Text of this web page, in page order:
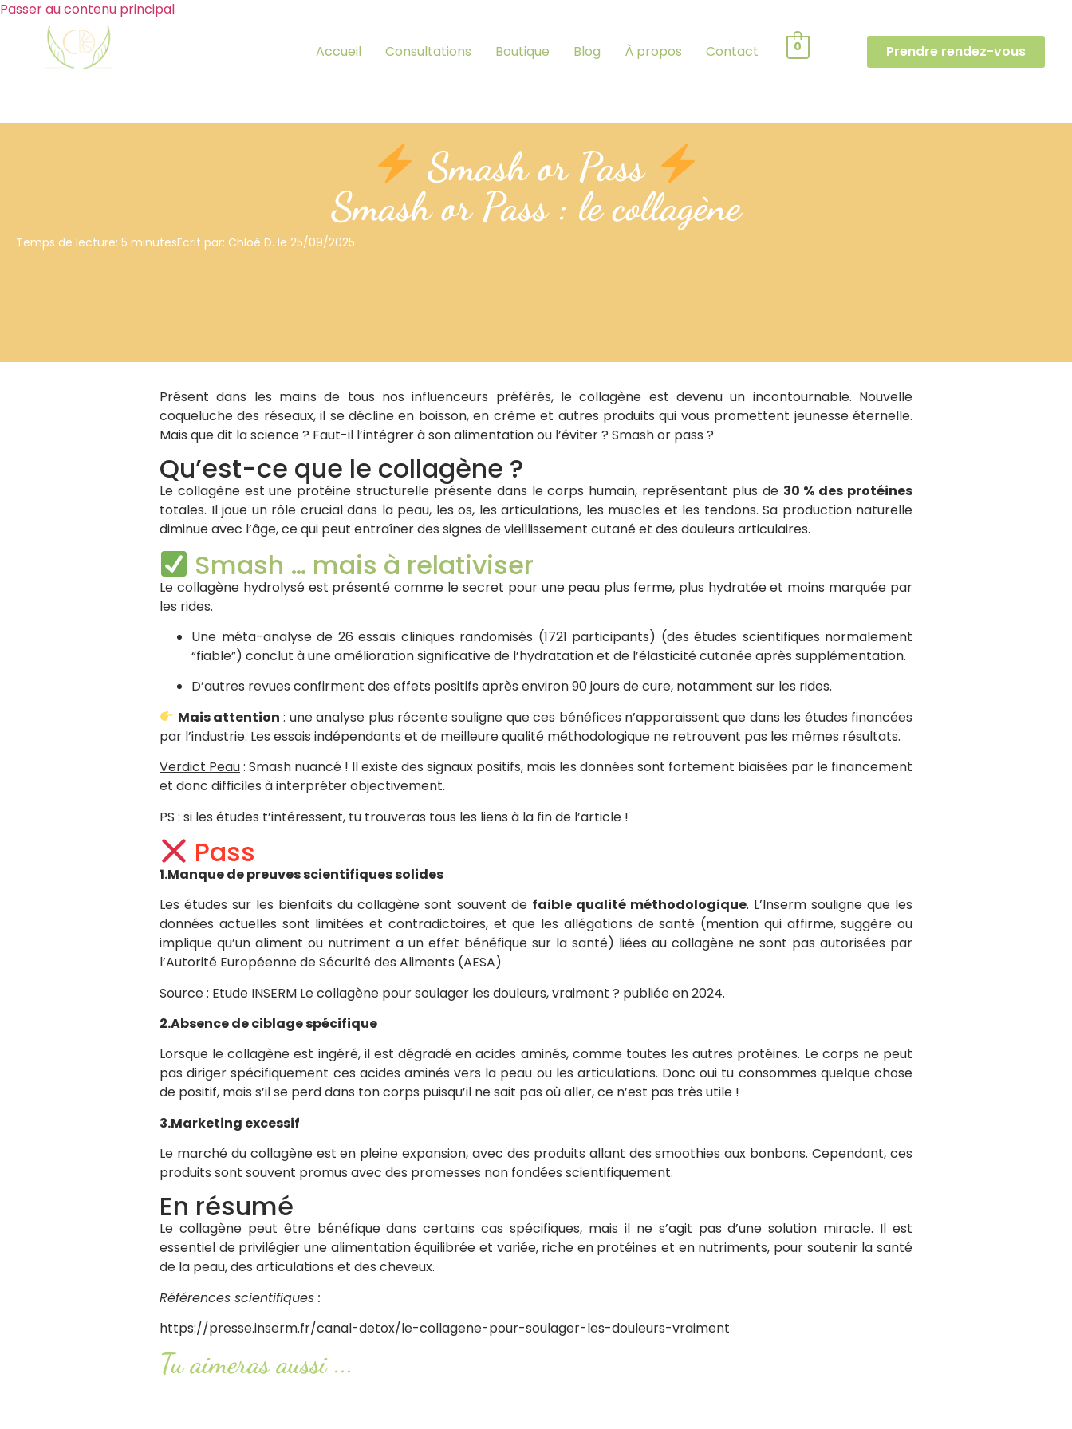
Passer au contenu principal
Accueil Consultations Boutique Blog À propos Contact 0 Prendre rendez-vous
Smash or Pass
Smash or Pass : le collagène
Temps de lecture: 5 minutesEcrit par: Chloé D. le 25/09/2025
Présent dans les mains de tous nos influenceurs préférés, le collagène est devenu un incontournable. Nouvelle
coqueluche des réseaux, il se décline en boisson, en crème et autres produits qui vous promettent jeunesse éternelle.
Mais que dit la science ? Faut-il l’intégrer à son alimentation ou l’éviter ? Smash or pass ?
Qu’est-ce que le collagène ?
Le collagène est une protéine structurelle présente dans le corps humain, représentant plus de 30 % des protéines
totales. Il joue un rôle crucial dans la peau, les os, les articulations, les muscles et les tendons. Sa production naturelle
diminue avec l’âge, ce qui peut entraîner des signes de vieillissement cutané et des douleurs articulaires.
Smash … mais à relativiser
Le collagène hydrolysé est présenté comme le secret pour une peau plus ferme, plus hydratée et moins marquée par
les rides.
Une méta-analyse de 26 essais cliniques randomisés (1721 participants) (des études scientifiques normalement
“fiable”) conclut à une amélioration significative de l’hydratation et de l’élasticité cutanée après supplémentation.
D’autres revues confirment des effets positifs après environ 90 jours de cure, notamment sur les rides.
Mais attention : une analyse plus récente souligne que ces bénéfices n’apparaissent que dans les études financées
par l’industrie. Les essais indépendants et de meilleure qualité méthodologique ne retrouvent pas les mêmes résultats.
Verdict Peau: Smash nuancé ! Il existe des signaux positifs, mais les données sont fortement biaisées par le financement
et donc difficiles à interpréter objectivement.
PS : si les études t’intéressent, tu trouveras tous les liens à la fin de l’article !
Pass
1.Manque de preuves scientifiques solides
Les études sur les bienfaits du collagène sont souvent de faible qualité méthodologique. L’Inserm souligne que les
données actuelles sont limitées et contradictoires, et que les allégations de santé (mention qui affirme, suggère ou
implique qu’un aliment ou nutriment a un effet bénéfique sur la santé) liées au collagène ne sont pas autorisées par
l’Autorité Européenne de Sécurité des Aliments (AESA)
Source : Etude INSERM Le collagène pour soulager les douleurs, vraiment ? publiée en 2024.
2.Absence de ciblage spécifique
Lorsque le collagène est ingéré, il est dégradé en acides aminés, comme toutes les autres protéines. Le corps ne peut
pas diriger spécifiquement ces acides aminés vers la peau ou les articulations. Donc oui tu consommes quelque chose
de positif, mais s’il se perd dans ton corps puisqu’il ne sait pas où aller, ce n’est pas très utile !
3.Marketing excessif
Le marché du collagène est en pleine expansion, avec des produits allant des smoothies aux bonbons. Cependant, ces
produits sont souvent promus avec des promesses non fondées scientifiquement.
En résumé
Le collagène peut être bénéfique dans certains cas spécifiques, mais il ne s’agit pas d’une solution miracle. Il est
essentiel de privilégier une alimentation équilibrée et variée, riche en protéines et en nutriments, pour soutenir la santé
de la peau, des articulations et des cheveux.
Références scientifiques :
https://presse.inserm.fr/canal-detox/le-collagene-pour-soulager-les-douleurs-vraiment
Tu aimeras aussi ...